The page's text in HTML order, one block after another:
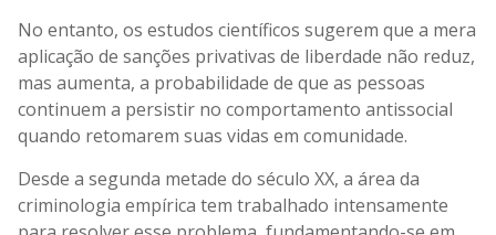
No entanto, os estudos científicos sugerem que a mera
aplicação de sanções privativas de liberdade não reduz,
mas aumenta, a probabilidade de que as pessoas
continuem a persistir no comportamento antissocial
quando retomarem suas vidas em comunidade.
Desde a segunda metade do século XX, a área da
criminologia empírica tem trabalhado intensamente